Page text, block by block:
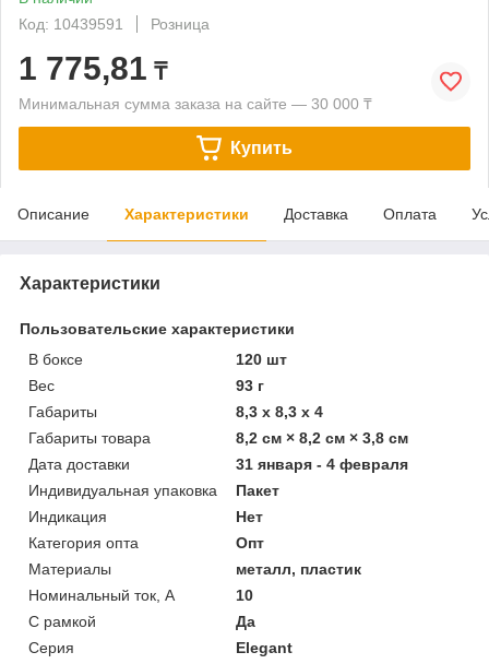
Код: 10439591
Розница
1 775,81 ₸
Минимальная сумма заказа на сайте — 30 000 ₸
Купить
Описание Характеристики Доставка Оплата
Характеристики
Пользовательские характеристики
В боксе
120 шт
Вес
93 г
Габариты
8,3 x 8,3 x 4
Габариты товара
8,2 см × 8,2 см × 3,8 см
Дата доставки
31 января - 4 февраля
Индивидуальная упаковка
Пакет
Индикация
Нет
Категория опта
Опт
Материалы
металл, пластик
Номинальный ток, А
10
С рамкой
Да
Серия
Elegant